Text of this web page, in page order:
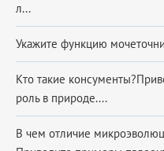
л...
Укажите функцию
Кто такие
роль в природе....
В чем отличие